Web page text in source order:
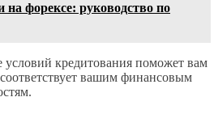
на форексе: руководство по
условий кредитования поможет вам
вашим финансовым